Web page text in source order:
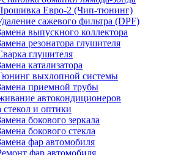
Евро-2 (Чип-тюнинг)
сажевого фильтра (DPF)
выпускного коллектора
резонатора глушителя
глушителя
катализатора
выхлопной системы
приемной трубы
автокондиционеров
стекол и оптики
бокового зеркала
бокового стекла
фар автомобиля
фар автомобиля